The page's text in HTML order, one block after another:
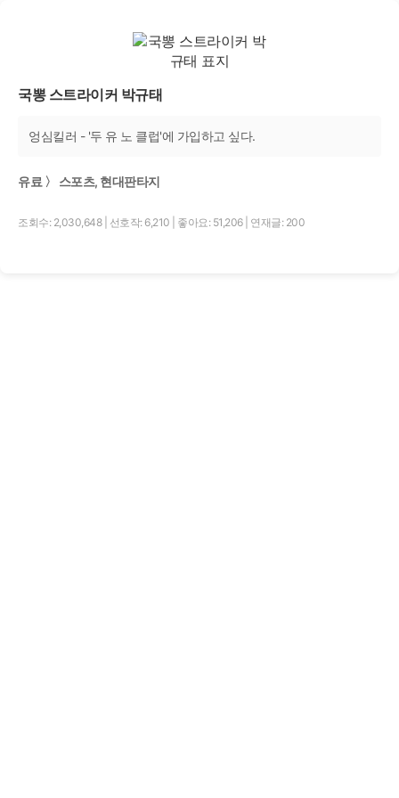
국뽕 스트라이커 박규태
엉심킬러 - '두 유 노 클럽'에 가입하고 싶다.
유료 〉 스포츠, 현대판타지
조회수: 2,030,648 선호작: 6,210 좋아요: 51,206 연재글: 200